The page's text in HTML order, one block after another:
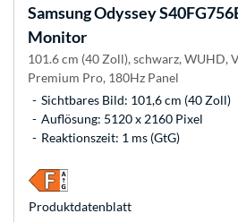
SamsungOdyssey
Monitor
101.6 cm (40 Zoll), schwarz, WUHD,
Premium Pro, 180Hz Panel
Sichtbares Bild: 101,6 cm (40 Zoll)
Auflösung: 5120 x 2160 Pixel
Reaktionszeit: 1 ms (GtG)
Produkt­datenblatt